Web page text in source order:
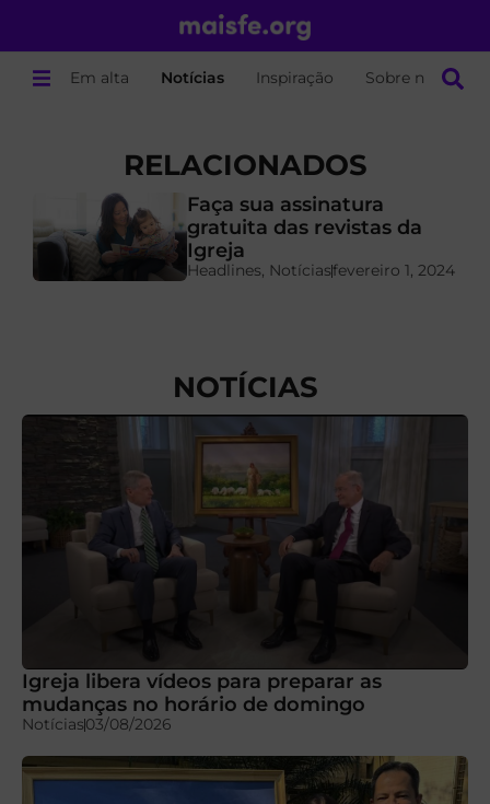
Em alta Notícias Inspiração Sobre nós
RELACIONADOS
Faça sua assinatura
gratuita das revistas da
Igreja
Headlines, Notíciasfevereiro 1, 2024
NOTÍCIAS
Igreja libera vídeos para preparar as
mudanças no horário de domingo
Notícias03/08/2026